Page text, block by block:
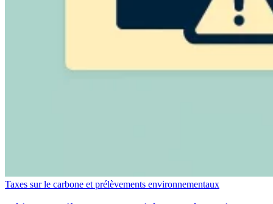
Taxes sur le carbone et prélèvements environnementaux